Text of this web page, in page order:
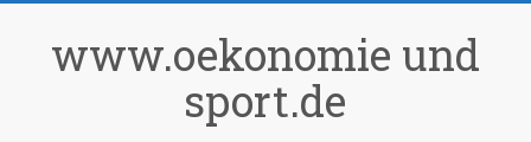
springenwww.oekonomie und
sport.de